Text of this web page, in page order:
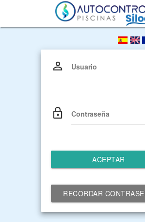
Usuario
Contraseña
ACEPTAR
RECORDAR